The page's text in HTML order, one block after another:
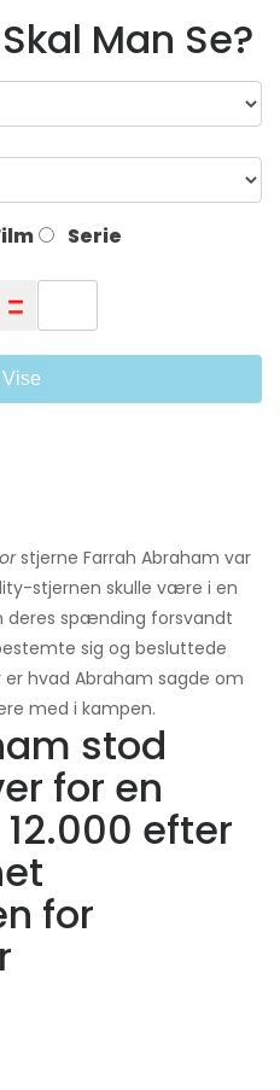
Man Se?
Serie
stjerne Farrah Abraham var
stjernen skulle være i en
deres spænding forsvandt
sig og besluttede
hvad Abraham sagde om
med i kampen.
stod
for en
efter
for